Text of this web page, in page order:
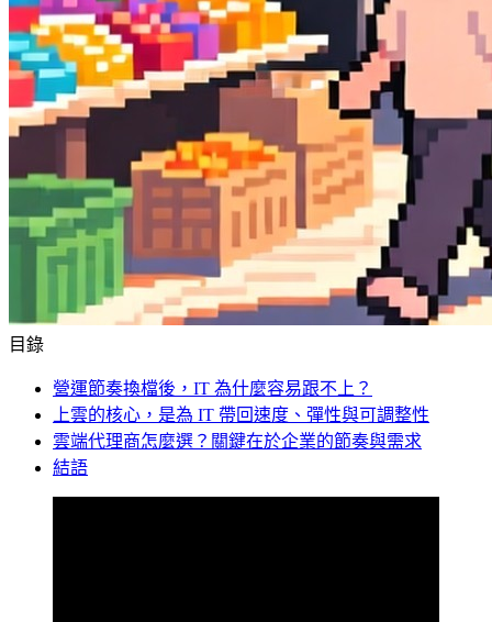
目錄
營運節奏換檔後，IT 為什麼容易跟不上？
上雲的核心，是為 IT 帶回速度、彈性與可調整性
雲端代理商怎麼選？關鍵在於企業的節奏與需求
結語